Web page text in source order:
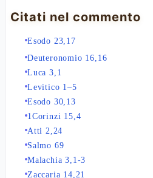
Citati nel commento
Esodo 23,17
Deuteronomio 16,16
Luca 3,1
Levitico 1–5
Esodo 30,13
1Corinzi 15,4
Atti 2,24
Salmo 69
Malachia 3,1-3
Zaccaria 14,21